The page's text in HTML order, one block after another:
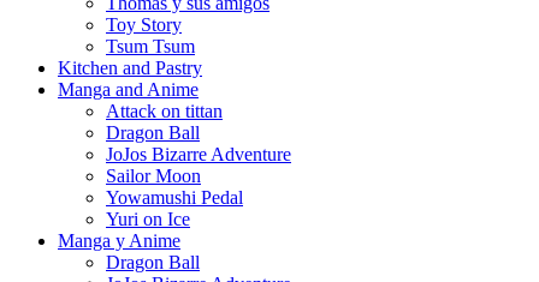
Toy Story
Tsum Tsum
Kitchen and Pastry
Manga and Anime
Attack on tittan
Dragon Ball
JoJos Bizarre Adventure
Sailor Moon
Yowamushi Pedal
Yuri on Ice
Manga y Anime
Dragon Ball